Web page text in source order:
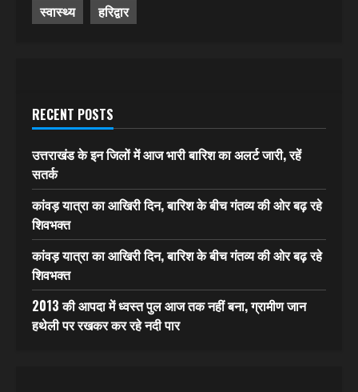
स्वास्थ्य
हरिद्वार
RECENT POSTS
उत्तराखंड के इन जिलों में आज भारी बारिश का अलर्ट जारी, रहें
सतर्क
कांवड़ यात्रा का आखिरी दिन, बारिश के बीच गंतव्य की ओर बढ़ रहे
शिवभक्त
कांवड़ यात्रा का आखिरी दिन, बारिश के बीच गंतव्य की ओर बढ़ रहे
शिवभक्त
2013 की आपदा में ध्वस्त पुल आज तक नहीं बना, ग्रामीण जान
हथेली पर रखकर कर रहे नदी पार